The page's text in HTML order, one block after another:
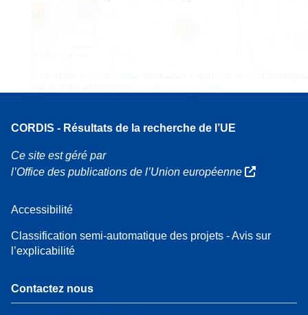
CORDIS - Résultats de la recherche de l’UE
Ce site est géré par
l’Office des publications de l’Union européenne
Accessibilité
Classification semi-automatique des projets - Avis sur
l’explicabilité
Contactez nous